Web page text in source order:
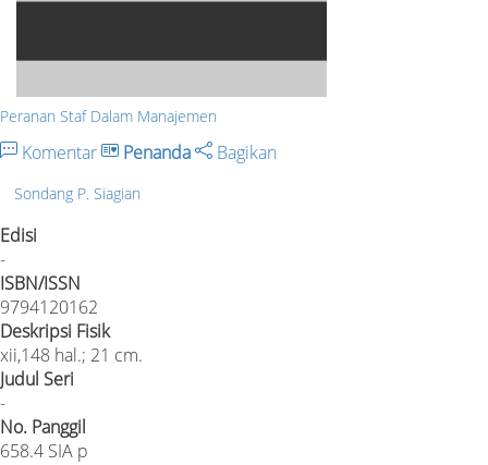
Peranan Staf Dalam Manajemen
Komentar Penanda Bagikan
Sondang P. Siagian
Edisi
-
ISBN/ISSN
9794120162
Deskripsi Fisik
xii,148 hal.; 21 cm.
Judul Seri
-
No. Panggil
658.4 SIA p